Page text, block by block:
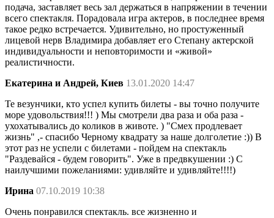
подача, заставляет весь зал держаться в напряжении в течении
всего спектакля. Порадовала игра актеров, в последнее время
такое редко встречается. Удивительно, но простуженный
лицевой нерв Владимира добавляет его Степану актерской
индивидуальности и неповторимости и «живой»
реалистичности.
Екатерина и Андрей, Киев 13.01.2020 14:47
Те везунчики, кто успел купить билеты - вы точно получите
море удовольствия!!! ) Мы смотрели два раза и оба раза -
ухохатывались до коликов в животе. ) "Смех продлевает
жизнь" ,- спасибо Черному квадрату за наше долголетие :)) В
этот раз не успели с билетами - пойдем на спектакль
"Раздевайся - будем говорить". Уже в предвкушении :) С
наилучшими пожеланиями: удивляйте и удивляйте!!!!)
Ирина 07.10.2019 10:38
Очень понравился спектакль. все жизненно и